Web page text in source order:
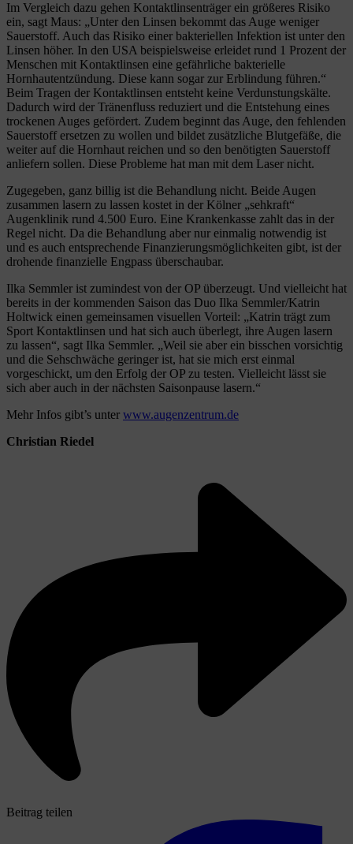
Im Vergleich dazu gehen Kontaktlinsenträger ein größeres Risiko
ein, sagt Maus: „Unter den Linsen bekommt das Auge weniger
Sauerstoff. Auch das Risiko einer bakteriellen Infektion ist unter den
Linsen höher. In den USA beispielsweise erleidet rund 1 Prozent der
Menschen mit Kontaktlinsen eine gefährliche bakterielle
Hornhautentzündung. Diese kann sogar zur Erblindung führen.“
Beim Tragen der Kontaktlinsen entsteht keine Verdunstungskälte.
Dadurch wird der Tränenfluss reduziert und die Entstehung eines
trockenen Auges gefördert. Zudem beginnt das Auge, den fehlenden
Sauerstoff ersetzen zu wollen und bildet zusätzliche Blutgefäße, die
weiter auf die Hornhaut reichen und so den benötigten Sauerstoff
anliefern sollen. Diese Probleme hat man mit dem Laser nicht.
Zugegeben, ganz billig ist die Behandlung nicht. Beide Augen
zusammen lasern zu lassen kostet in der Kölner „sehkraft“
Augenklinik rund 4.500 Euro. Eine Krankenkasse zahlt das in der
Regel nicht. Da die Behandlung aber nur einmalig notwendig ist
und es auch entsprechende Finanzierungsmöglichkeiten gibt, ist der
drohende finanzielle Engpass überschaubar.
Ilka Semmler ist zumindest von der OP überzeugt. Und vielleicht hat
bereits in der kommenden Saison das Duo Ilka Semmler/Katrin
Holtwick einen gemeinsamen visuellen Vorteil: „Katrin trägt zum
Sport Kontaktlinsen und hat sich auch überlegt, ihre Augen lasern
zu lassen“, sagt Ilka Semmler. „Weil sie aber ein bisschen vorsichtig
und die Sehschwäche geringer ist, hat sie mich erst einmal
vorgeschickt, um den Erfolg der OP zu testen. Vielleicht lässt sie
sich aber auch in der nächsten Saisonpause lasern.“
Mehr Infos gibt’s unter www.augenzentrum.de
Christian Riedel
Beitrag teilen